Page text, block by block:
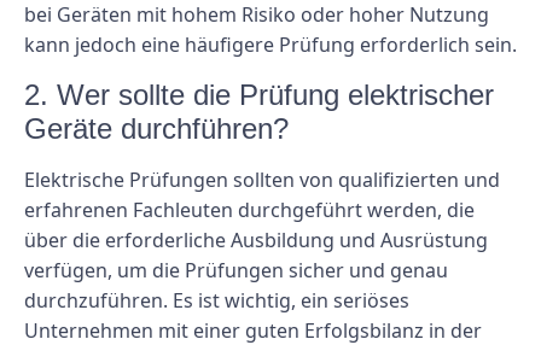
bei Geräten mit hohem Risiko oder hoher Nutzung
kann jedoch eine häufigere Prüfung erforderlich sein.
2. Wer sollte die Prüfung elektrischer
Geräte durchführen?
Elektrische Prüfungen sollten von qualifizierten und
erfahrenen Fachleuten durchgeführt werden, die
über die erforderliche Ausbildung und Ausrüstung
verfügen, um die Prüfungen sicher und genau
durchzuführen. Es ist wichtig, ein seriöses
Unternehmen mit einer guten Erfolgsbilanz in der